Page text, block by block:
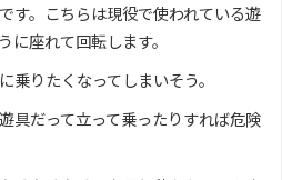
す。こちらは現役で使われている遊
に座れて回転します。
乗りたくなってしまいそう。
具だって立って乗ったりすれば危険